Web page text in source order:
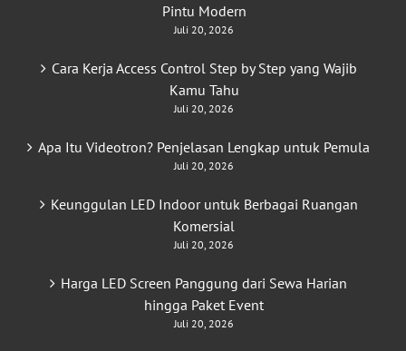
Pintu Modern
Juli 20, 2026
Cara Kerja Access Control Step by Step yang Wajib
Kamu Tahu
Juli 20, 2026
Apa Itu Videotron? Penjelasan Lengkap untuk Pemula
Juli 20, 2026
Keunggulan LED Indoor untuk Berbagai Ruangan
Komersial
Juli 20, 2026
Harga LED Screen Panggung dari Sewa Harian
hingga Paket Event
Juli 20, 2026